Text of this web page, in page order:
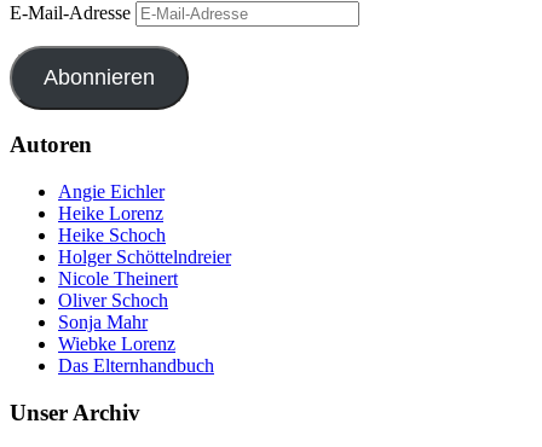
E-Mail-Adresse
Abonnieren
Autoren
Angie Eichler
Heike Lorenz
Heike Schoch
Holger Schöttelndreier
Nicole Theinert
Oliver Schoch
Sonja Mahr
Wiebke Lorenz
Das Elternhandbuch
Unser Archiv